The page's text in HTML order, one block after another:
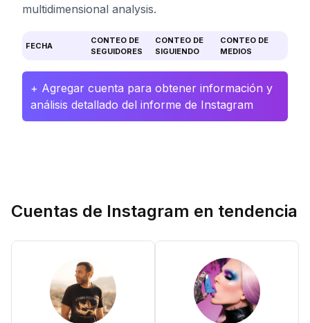
multidimensional analysis.
FECHA
CONTEO DE
SEGUIDORES
CONTEO DE
SIGUIENDO
CONTEO DE
MEDIOS
+ Agregar cuenta para obtener información y
análisis detallado del informe de Instagram
Cuentas de Instagram en tendencia